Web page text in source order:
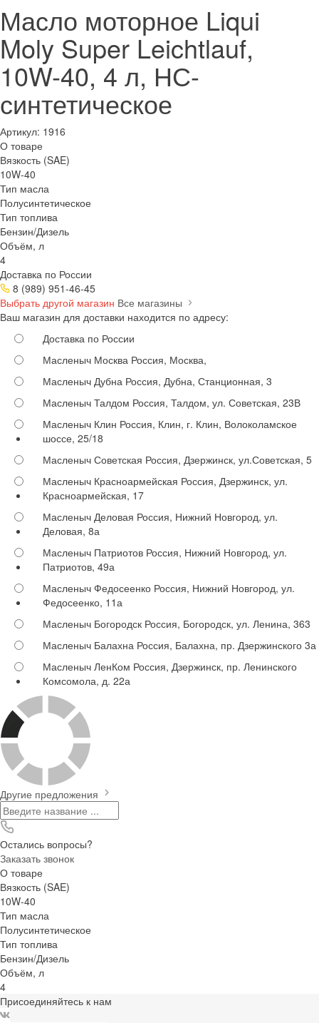
Масло моторное Liqui
Moly Super Leichtlauf,
10W-40, 4 л, НС-
синтетическое
Артикул: 1916
О товаре
Вязкость (SAE)
10W-40
Тип масла
Полусинтетическое
Тип топлива
Бензин/Дизель
Объём, л
4
Доставка по России
8 (989) 951-46-45
Выбрать другой магазин Все магазины
Ваш магазин для доставки находится по адресу:
Доставка по России
Масленыч Москва Россия, Москва,
Масленыч Дубна Россия, Дубна, Станционная, 3
Масленыч Талдом Россия, Талдом, ул. Советская, 23В
Масленыч Клин Россия, Клин, г. Клин, Волоколамское
шоссе, 25/18
Масленыч Советская Россия, Дзержинск, ул.Советская, 5
Масленыч Красноармейская Россия, Дзержинск, ул.
Красноармейская, 17
Масленыч Деловая Россия, Нижний Новгород, ул.
Деловая, 8а
Масленыч Патриотов Россия, Нижний Новгород, ул.
Патриотов, 49а
Масленыч Федосеенко Россия, Нижний Новгород, ул.
Федосеенко, 11а
Масленыч Богородск Россия, Богородск, ул. Ленина, 363
Масленыч Балахна Россия, Балахна, пр. Дзержинского 3а
Масленыч ЛенКом Россия, Дзержинск, пр. Ленинского
Комсомола, д. 22а
Другие предложения
Остались вопросы?
Заказать звонок
О товаре
Вязкость (SAE)
10W-40
Тип масла
Полусинтетическое
Тип топлива
Бензин/Дизель
Объём, л
4
Присоединяйтесь к нам